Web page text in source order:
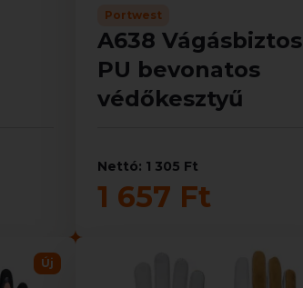
Portwest
A638 Vágásbiztos
PU bevonatos
védőkesztyű
Nettó: 1 305 Ft
1 657 Ft
Új